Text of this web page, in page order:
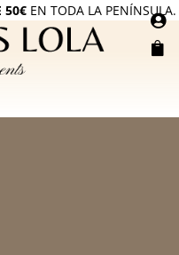
50€EN TODA LA PENÍNSULA.

